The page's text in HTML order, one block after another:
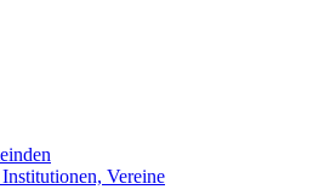
Vereine